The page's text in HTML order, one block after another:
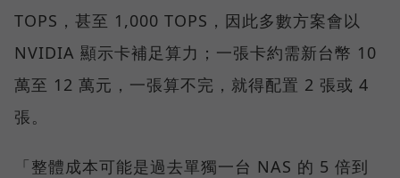
TOPS，甚至 1,000 TOPS，因此多數方案會以
NVIDIA 顯示卡補足算力；一張卡約需新台幣 10
萬至 12 萬元，一張算不完，就得配置 2 張或 4
張。
「整體成本可能是過去單獨一台 NAS 的 5 倍到